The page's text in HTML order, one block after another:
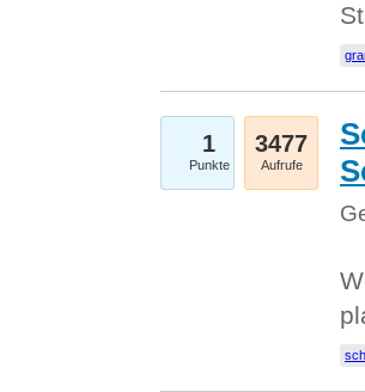
1
Punkte
3477
Aufrufe